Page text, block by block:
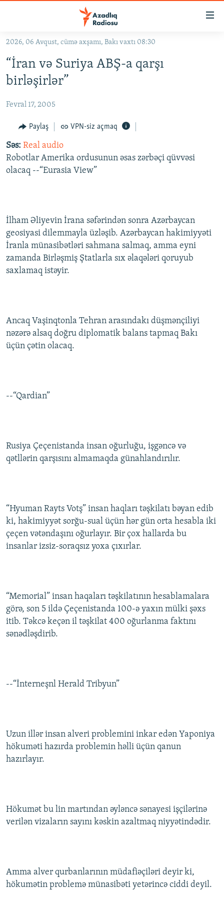
Əsas
qayıt
Əsas
naviqasiyaya
qayıt
KORRUPSIOMETR
#ƏSLINDƏ
FƏRQƏ BAX
QANUNI DOĞRU
ARAŞDIRMA
FOTOQALEREYA
İNFOQRAFIKA
KARIKATURA
OXU ZALI
AZƏRBAYCAN ƏDƏBIYYATI KITABXANASI
İSLAM VƏ DEMOKRATIYA
İZ - MƏDƏNIYYƏT PROQRAMI
HAQQIMIZDA
MISSIYAMIZ
PEŞƏ ETIKASI VƏ JURNALISTIKA STANDARTLARIMIZ
MATERIALLARIMIZDAN ISTIFADƏ
XƏBƏR BÜLLETENLƏRIMIZ
BIZI IZLƏ
2026, 06 Avqust, cümə axşamı, Bakı vaxtı 08:30
“İran və Suriya ABŞ-a qarşı
birləşirlər”
Fevral 17, 2005
Paylaş VPN-siz açmaq
Səs: Real audio
Robotlar Amerika ordusunun əsas zərbəçi qüvvəsi
olacaq --“Eurasia View”
İlham Əliyevin İrana səfərindən sonra Azərbaycan
geosiyasi dilemmayla üzləşib. Azərbaycan hakimiyyəti
İranla münasibətləri sahmana salmaq, amma eyni
zamanda Birləşmiş Ştatlarla sıx əlaqələri qoruyub
saxlamaq istəyir.
Ancaq Vaşinqtonla Tehran arasındakı düşmənçiliyi
nəzərə alsaq doğru diplomatik balans tapmaq Bakı
üçün çətin olacaq.
--“Qardian”
Rusiya Çeçenistanda insan oğurluğu, işgəncə və
qətllərin qarşısını almamaqda günahlandırılır.
“Hyuman Rayts Votş” insan haqları təşkilatı bəyan edib
ki, hakimiyyət sorğu-sual üçün hər gün orta hesabla iki
çeçen vətəndaşını oğurlayır. Bir çox hallarda bu
insanlar izsiz-soraqsız yoxa çıxırlar.
“Memorial” insan haqaları təşkilatının hesablamalara
görə, son 5 ildə Çeçenistanda 100-ə yaxın mülki şəxs
itib. Təkcə keçən il təşkilat 400 oğurlanma faktını
sənədləşdirib.
--“İnterneşnl Herald Tribyun”
Uzun illər insan alveri problemini inkar edən Yaponiya
hökuməti hazırda problemin həlli üçün qanun
hazırlayır.
Hökumət bu lin martından əyləncə sənayesi işçilərinə
verilən vizaların sayını kəskin azaltmaq niyyətindədir.
Amma alver qurbanlarının müdafiəçiləri deyir ki,
hökumətin problemə münasibəti yetərincə ciddi deyil.